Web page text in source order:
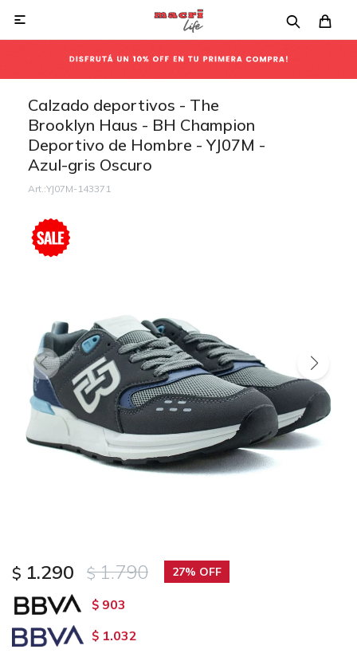

Calzado deportivos - The
Brooklyn Haus - BH Champion
Deportivo de Hombre - YJ07M -
Azul-gris Oscuro
YJ07M-143371
$ 1.290 $ 1.790 27
$ 903
$ 1.032